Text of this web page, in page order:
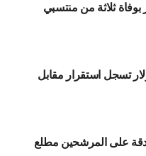
ثلاثة من منتسبي
تسجل استقرار مقابل
على المرشحين مطلع